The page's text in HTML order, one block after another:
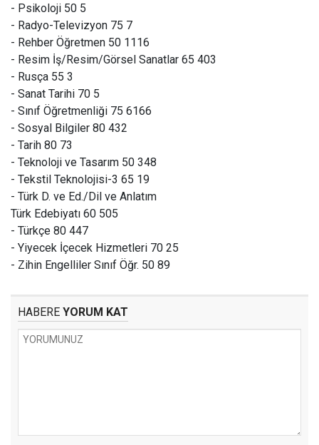
- Psikoloji 50 5
- Radyo-Televizyon 75 7
- Rehber Öğretmen 50 1116
- Resim İş/Resim/Görsel Sanatlar 65 403
- Rusça 55 3
- Sanat Tarihi 70 5
- Sınıf Öğretmenliği 75 6166
- Sosyal Bilgiler 80 432
- Tarih 80 73
- Teknoloji ve Tasarım 50 348
- Tekstil Teknolojisi-3 65 19
- Türk D. ve Ed./Dil ve Anlatım
Türk Edebiyatı 60 505
- Türkçe 80 447
- Yiyecek İçecek Hizmetleri 70 25
- Zihin Engelliler Sınıf Öğr. 50 89
HABERE YORUM KAT